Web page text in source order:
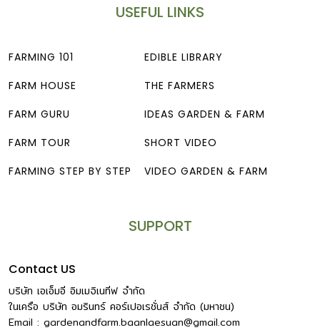
USEFUL LINKS
FARMING 101
FARM HOUSE
FARM GURU
FARM TOUR
FARMING STEP BY STEP
EDIBLE LIBRARY
THE FARMERS
IDEAS GARDEN & FARM
SHORT VIDEO
VIDEO GARDEN & FARM
SUPPORT
Contact US
บริษัท เอเอ็มอี อิมเมจิเนทีฟ จำกัด
ในเครือ บริษัท อมรินทร์ คอร์เปอเรชั่นส์ จำกัด (มหาชน)
Email : gardenandfarm.baanlaesuan@gmail.com